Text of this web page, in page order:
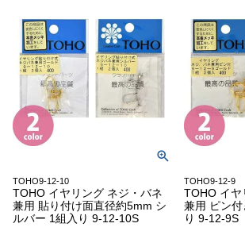
TOHO9-12-10
TOHO イヤリング ネジ・バネ
兼用 貼り付け面直径約5mm シ
ルバー 1組入り 9-12-10S
TOHO9-12-9
TOHO イヤ
兼用 ピン付
り 9-12-9S